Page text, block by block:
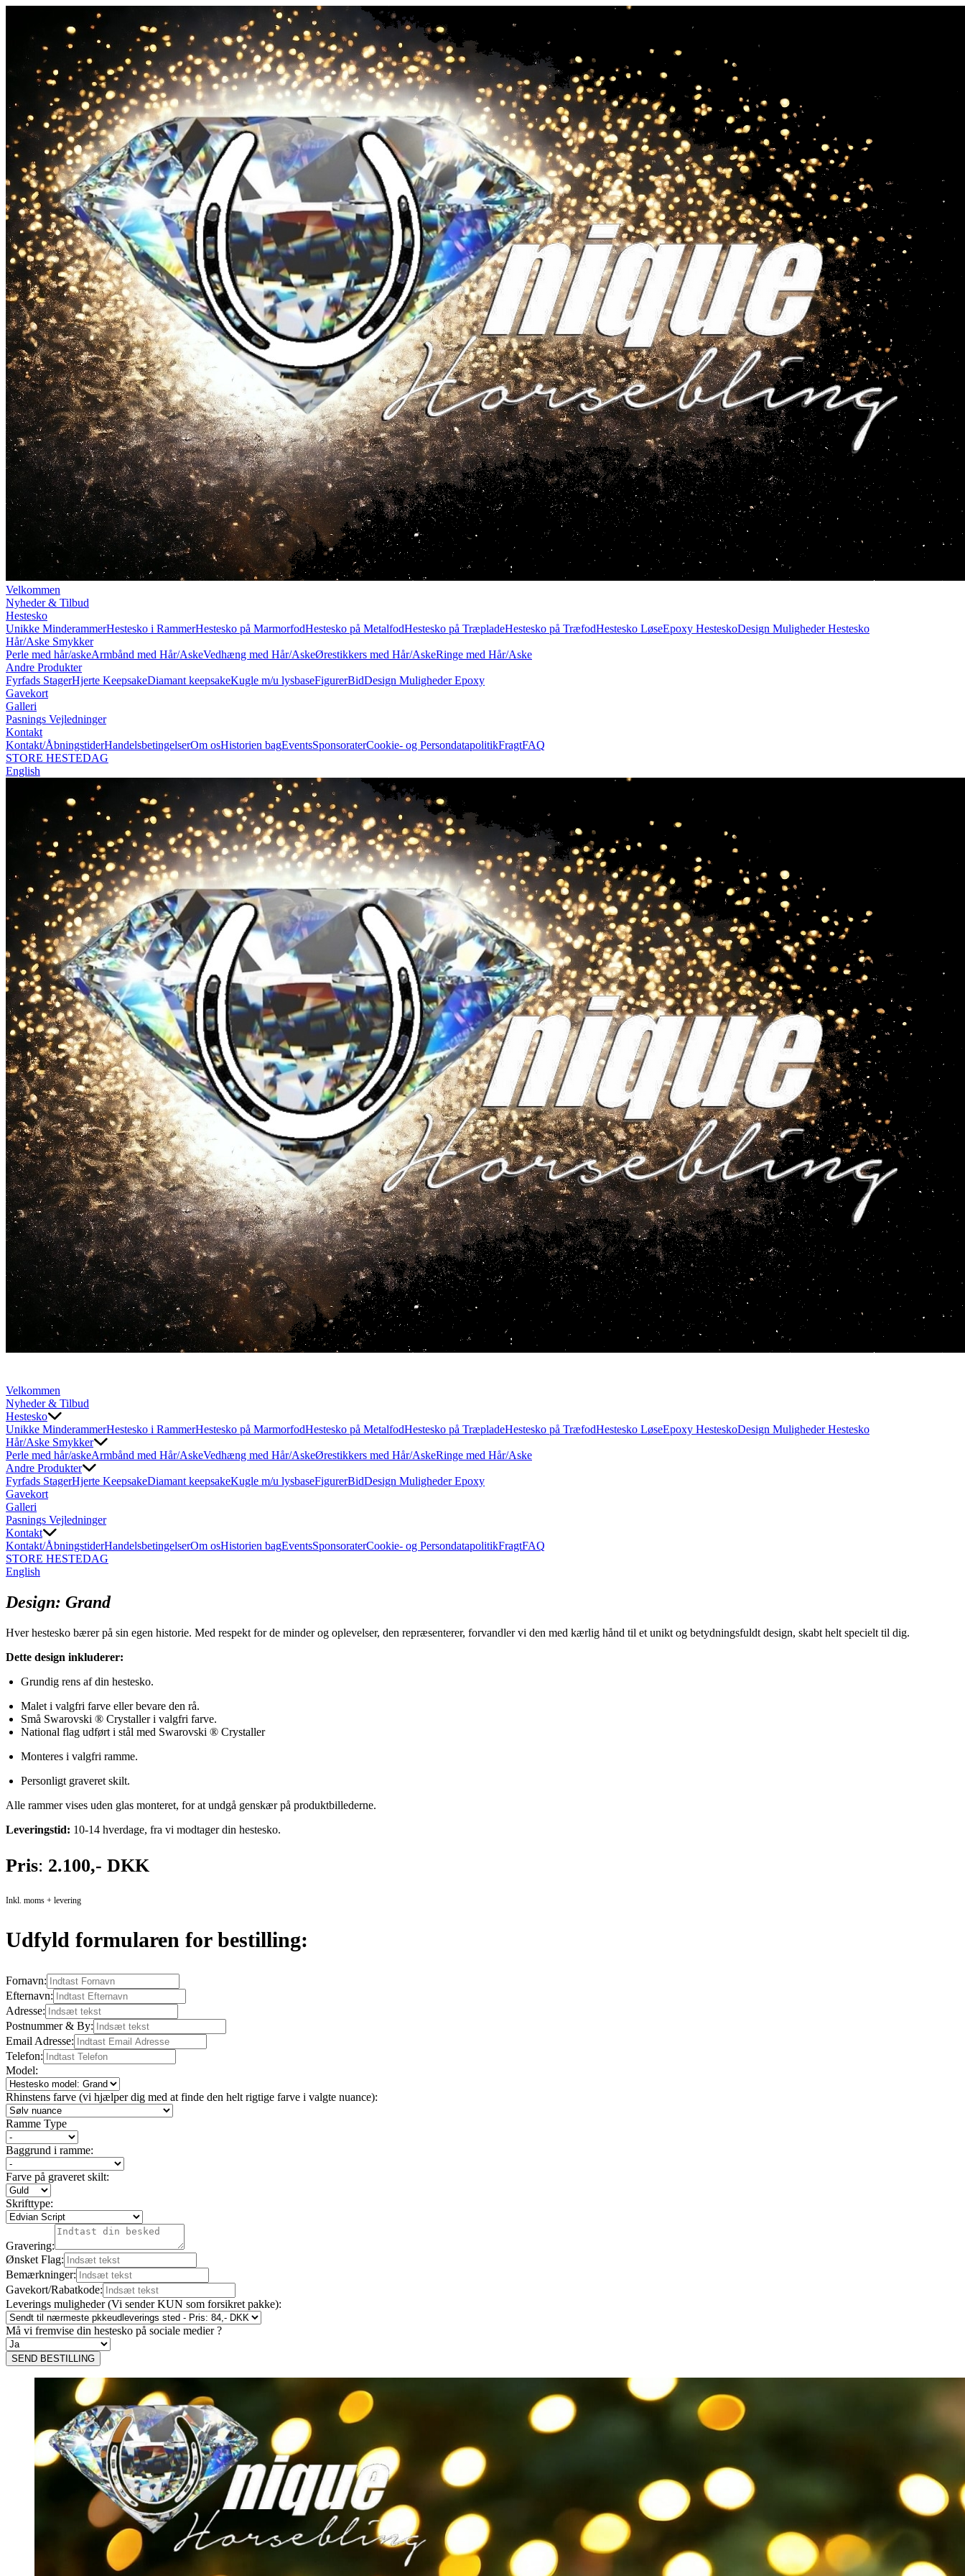
Velkommen
Nyheder & Tilbud
Hestesko
Unikke MinderammerHestesko i RammerHestesko på MarmorfodHestesko på MetalfodHestesko på TræpladeHestesko på TræfodHestesko LøseEpoxy HesteskoDesign Muligheder Hestesko
Hår/Aske Smykker
Perle med hår/askeArmbånd med Hår/AskeVedhæng med Hår/AskeØrestikkers med Hår/AskeRinge med Hår/Aske
Andre Produkter
Fyrfads StagerHjerte KeepsakeDiamant keepsakeKugle m/u lysbaseFigurerBidDesign Muligheder Epoxy
Gavekort
Galleri
Pasnings Vejledninger
Kontakt
Kontakt/ÅbningstiderHandelsbetingelserOm osHistorien bagEventsSponsoraterCookie- og PersondatapolitikFragtFAQ
STORE HESTEDAG
English
Velkommen
Nyheder & Tilbud
Hestesko
Unikke MinderammerHestesko i RammerHestesko på MarmorfodHestesko på MetalfodHestesko på TræpladeHestesko på TræfodHestesko LøseEpoxy HesteskoDesign Muligheder Hestesko
Hår/Aske Smykker
Perle med hår/askeArmbånd med Hår/AskeVedhæng med Hår/AskeØrestikkers med Hår/AskeRinge med Hår/Aske
Andre Produkter
Fyrfads StagerHjerte KeepsakeDiamant keepsakeKugle m/u lysbaseFigurerBidDesign Muligheder Epoxy
Gavekort
Galleri
Pasnings Vejledninger
Kontakt
Kontakt/ÅbningstiderHandelsbetingelserOm osHistorien bagEventsSponsoraterCookie- og PersondatapolitikFragtFAQ
STORE HESTEDAG
English
Design: Grand
Hver hestesko bærer på sin egen historie. Med respekt for de minder og oplevelser, den repræsenterer, forvandler vi den med kærlig hånd til et unikt og betydningsfuldt design, skabt helt specielt til dig.
Dette design inkluderer:
Grundig rens af din hestesko.
Malet i valgfri farve eller bevare den rå.
Små Swarovski ® Crystaller i valgfri farve.
National flag udført i stål med Swarovski ® Crystaller
Monteres i valgfri ramme.
Personligt graveret skilt.
Alle rammer vises uden glas monteret, for at undgå genskær på produktbillederne.
Leveringstid: 10-14 hverdage, fra vi modtager din hestesko.
Pris: 2.100,- DKK
Inkl. moms + levering
Udfyld formularen for bestilling:
Fornavn:
Efternavn:
Adresse:
Postnummer & By:
Email Adresse:
Telefon:
Model:
Rhinstens farve (vi hjælper dig med at finde den helt rigtige farve i valgte nuance):
Ramme Type
Baggrund i ramme:
Farve på graveret skilt:
Skrifttype:
Gravering:
Ønsket Flag:
Bemærkninger:
Gavekort/Rabatkode:
Leverings muligheder (Vi sender KUN som forsikret pakke):
Må vi fremvise din hestesko på sociale medier ?
SEND BESTILLING